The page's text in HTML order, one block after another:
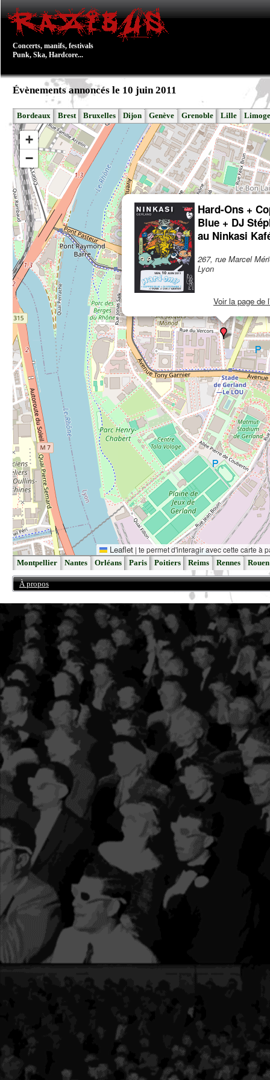
Concerts, manifs, festivals
Punk, Ska, Hardcore...
Évènements annoncés le 10 juin 2011
Bordeaux Brest Bruxelles Dijon Genève Grenoble Lille
Hard-Ons +
Blue + DJ
au Ninkasi
267, rue Marcel
Lyon
Voir la page de
+
−
Leaflet | te permet d'interagir avec cette carte à
Montpellier Nantes Orléans Paris Poitiers Reims Rennes Rouen
À propos